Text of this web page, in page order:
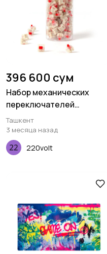
396 600 сум
Набор механических
переключателей
Keychron Gateron Cap, V2
Red, 110 pcs
Ташкент
3 месяца назад
220volt